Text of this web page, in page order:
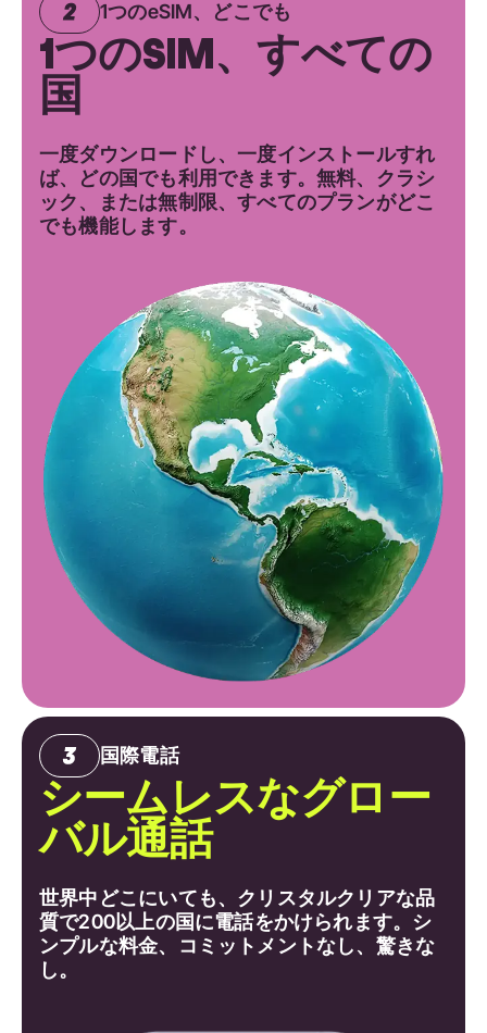
1つのeSIM、どこでも
1つのSIM、すべての
国
一度ダウンロードし、一度インストールすれ
ば、どの国でも利用できます。無料、クラシ
ック、または無制限、すべてのプランがどこ
でも機能します。
国際電話
シームレスなグロー
バル通話
世界中どこにいても、クリスタルクリアな品
質で200以上の国に電話をかけられます。シ
ンプルな料金、コミットメントなし、驚きな
し。